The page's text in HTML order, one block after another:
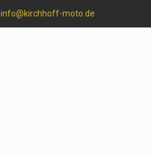
info@kirchhoff-moto.de